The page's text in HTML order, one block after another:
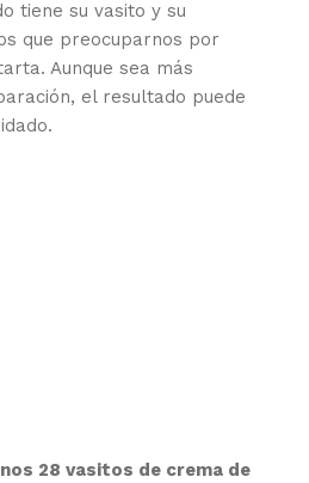
tiene su vasito y su
que preocuparnos por
Aunque sea más
el resultado puede
28 vasitos de crema de